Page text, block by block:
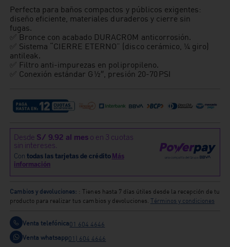
Perfecta para baños compactos y públicos exigentes:
diseño eficiente, materiales duraderos y cierre sin
fugas.
✅ Bronce con acabado DURACROM anticorrosión.
✅ Sistema “CIERRE ETERNO” (disco cerámico, ¼ giro)
antileak.
✅ Filtro anti‑impurezas en polipropileno.
✅ Conexión estándar G ½″, presión 20‑70 PSI
Cambios y devoluciones: : Tienes hasta 7 días útiles desde la recepción de tu
producto para realizar tus cambios y devoluciones. Términos y condiciones
Venta telefónica01 604 4646
Venta whatsapp01) 604 4646